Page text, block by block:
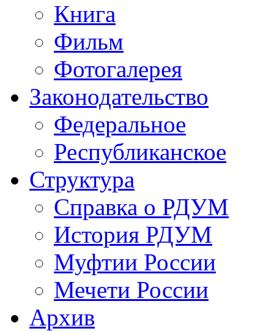
Книга
Фильм
Фотогалерея
Законодательство
Федеральное
Республиканское
Структура
Справка о РДУМ
История РДУМ
Муфтии России
Мечети России
Архив